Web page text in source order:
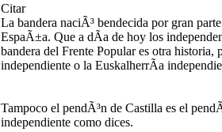
Citar
La bandera naciÃ³ bendecida por gran
EspaÃ±a. Que a dÃ­a de hoy los
bandera del Frente Popular es otra
independiente o la EuskalherrÃ­a
Tampoco el pendÃ³n de Castilla es el
independiente como dices.